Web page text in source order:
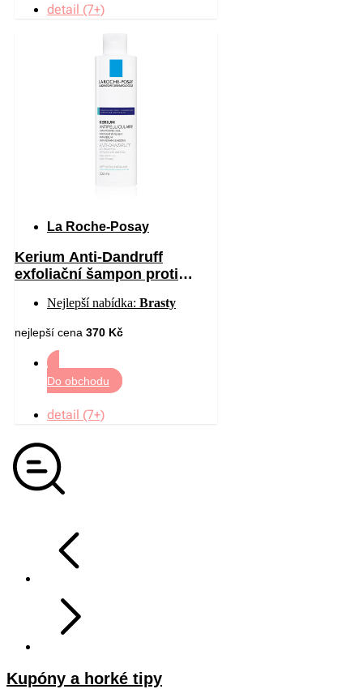
detail (7+)
La Roche-Posay
Kerium Anti-Dandruff
exfoliační šampon proti
Nejlepší nabídka: Brasty
nejlepší cena 370 Kč
Do obchodu
detail (7+)
Kupóny a horké tipy